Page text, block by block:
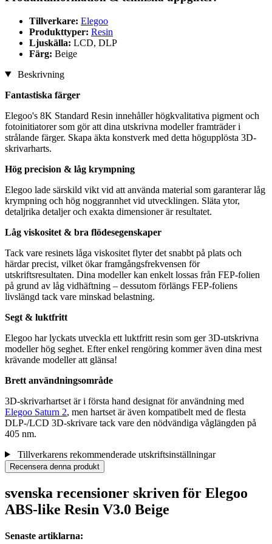
Tillverkare: Elegoo
Produkttyper: Resin
Ljuskälla: LCD, DLP
Färg: Beige
Beskrivning
Fantastiska färger
Elegoo's 8K Standard Resin innehåller högkvalitativa pigment och
fotoinitiatorer som gör att dina utskrivna modeller framträder i
strålande färger. Skapa äkta konstverk med detta högupplösta 3D-
skrivarharts.
Hög precision & låg krympning
Elegoo lade särskild vikt vid att använda material som garanterar låg
krympning och hög noggrannhet vid utvecklingen. Släta ytor,
detaljrika detaljer och exakta dimensioner är resultatet.
Låg viskositet & bra flödesegenskaper
Tack vare resinets låga viskositet flyter det snabbt på plats och
härdar precist, vilket ökar framgångsfrekvensen för
utskriftsresultaten. Dina modeller kan enkelt lossas från FEP-folien
på grund av låg vidhäftning – dessutom förlängs FEP-foliens
livslängd tack vare minskad belastning.
Segt & luktfritt
Elegoo har lyckats utveckla ett luktfritt resin som ger 3D-utskrivna
modeller hög seghet. Efter enkel rengöring kommer även dina mest
krävande modeller att glänsa!
Brett användningsområde
3D-skrivarhartset är i första hand designat för användning med
Elegoo Saturn 2, men hartset är även kompatibelt med de flesta
DLP-/LCD 3D-skrivare tack vare den nödvändiga våglängden på
405 nm.
Tillverkarens rekommenderade utskriftsinställningar
Recensera denna produkt
svenska recensioner skriven för Elegoo
ABS-like Resin V3.0 Beige
Senaste artiklarna: